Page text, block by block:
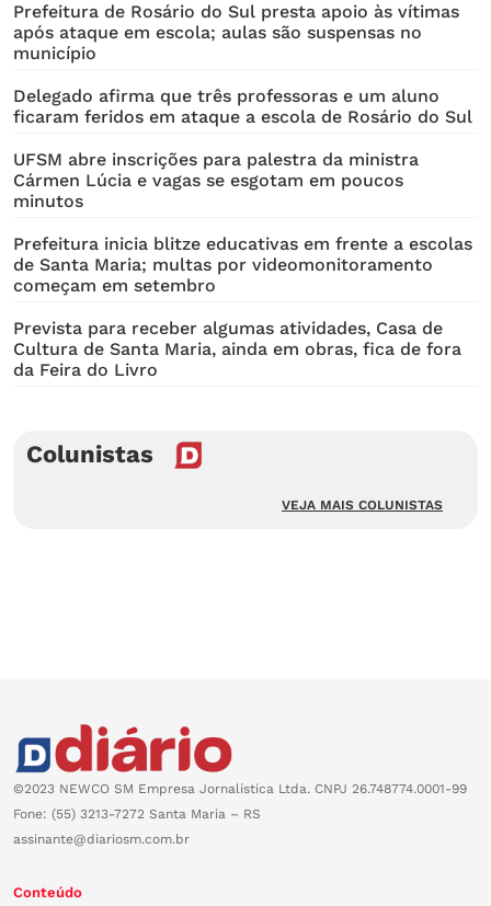
Prefeitura de Rosário do Sul presta apoio às vítimas
após ataque em escola; aulas são suspensas no
município
Delegado afirma que três professoras e um aluno
ficaram feridos em ataque a escola de Rosário do Sul
UFSM abre inscrições para palestra da ministra
Cármen Lúcia e vagas se esgotam em poucos
minutos
Prefeitura inicia blitze educativas em frente a escolas
de Santa Maria; multas por videomonitoramento
começam em setembro
Prevista para receber algumas atividades, Casa de
Cultura de Santa Maria, ainda em obras, fica de fora
da Feira do Livro
Colunistas
VEJA MAIS COLUNISTAS
©2023 NEWCO SM Empresa Jornalística Ltda. CNPJ 26.748774.0001-99
Fone: (55) 3213-7272 Santa Maria – RS
assinante@diariosm.com.br
Conteúdo